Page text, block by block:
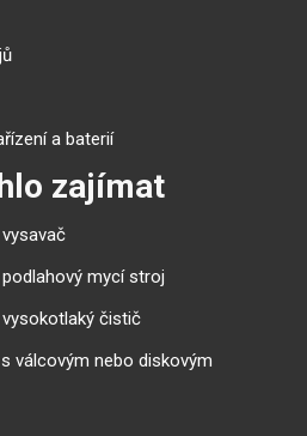
a baterií
zajímat
mycí stroj
čistič
válcovým nebo diskovým